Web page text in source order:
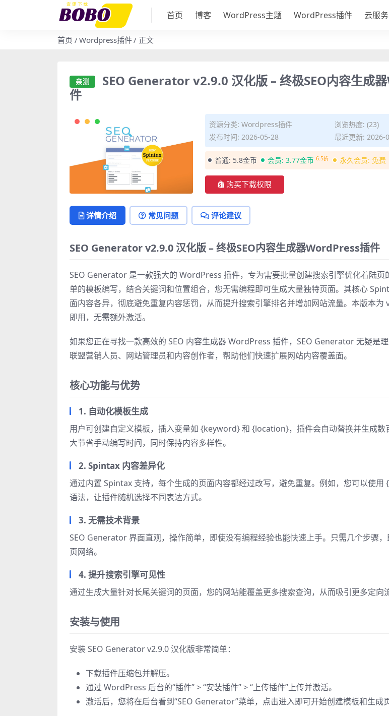
首页 博客 WordPress主题 WordPress插件 云服
首页 Wordpress插件 正文
亲测
SEO Generator v2.9.0 汉化版 – 终极SEO内容生成
件
资源分类: Wordpress插件
浏览热度: (23)
发布时间: 2026-05-28
最近更新: 2026-
普通: 5.8金币 会员: 3.77金币 6.5折 永久会员: 免费
购买下载权限
详情介绍 常见问题 评论建议
SEO Generator v2.9.0 汉化版 – 终极SEO内容生成器WordPress插件
SEO Generator 是一款强大的 WordPress 插件，专为需要批量创建搜索引擎优化着陆页
单的模板编写，结合关键词和位置组合，您无需编程即可生成大量独特页面。其核心
面内容各异，彻底避免重复内容惩罚，从而提升搜索引擎排名并增加网站流量。本版本为
即用，无需额外激活。
如果您正在寻找一款高效的 SEO 内容生成器 WordPress 插件，SEO Generator 无疑是
联盟营销人员、网站管理员和内容创作者，帮助他们快速扩展网站内容覆盖面。
核心功能与优势
1. 自动化模板生成
用户可创建自定义模板，插入变量如 {keyword} 和 {location}，插件会自动替换并生成数
大节省手动编写时间，同时保持内容多样性。
2. Spintax 内容差异化
通过内置 Spintax 支持，每个生成的页面内容都经过改写，避免重复。例如，您可以使
语法，让插件随机选择不同表达方式。
3. 无需技术背景
SEO Generator 界面直观，操作简单，即使没有编程经验也能快速上手。只需几个步骤
页网络。
4. 提升搜索引擎可见性
通过生成大量针对长尾关键词的页面，您的网站能覆盖更多搜索查询，从而吸引更多定向
安装与使用
安装 SEO Generator v2.9.0 汉化版非常简单：
下载插件压缩包并解压。
通过 WordPress 后台的“插件” > “安装插件” > “上传插件”上传并激活。
激活后，您将在后台看到“SEO Generator”菜单，点击进入即可开始创建模板和生成页